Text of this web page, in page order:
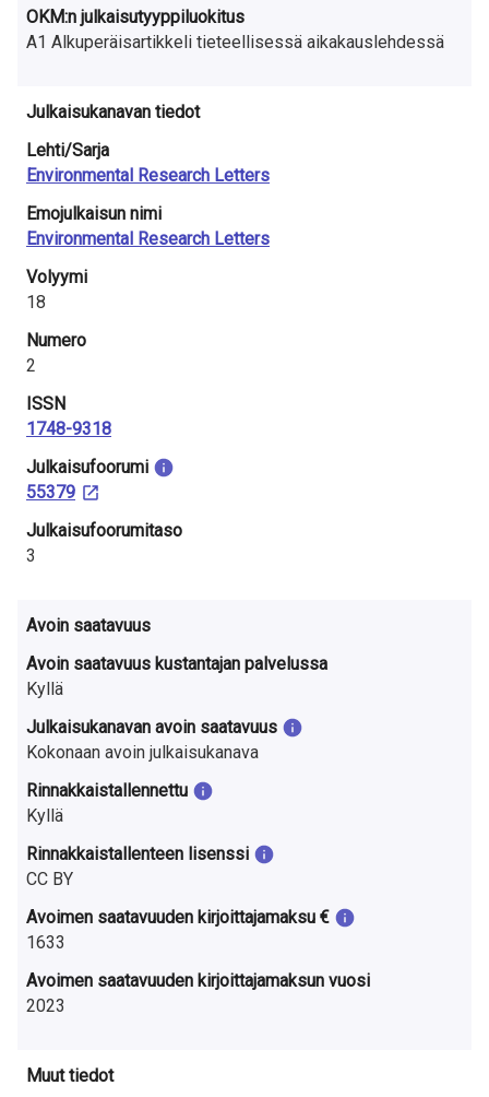
OKM:n julkaisutyyppiluokitus
A1 Alkuperäisartikkeli tieteellisessä aikakauslehdessä
Julkaisukanavan tiedot
Lehti/Sarja
Environmental Research Letters
Emojulkaisun nimi
Environmental Research Letters
Volyymi
18
Numero
2
ISSN
1748-9318
Julkaisu­foorumi
55379
Julkaisufoorumitaso
3
Avoin saatavuus
Avoin saatavuus kustantajan palvelussa
Kyllä
Julkaisukanavan avoin saatavuus
Kokonaan avoin julkaisukanava
Rinnakkaistallennettu
Kyllä
Rinnakkaistallenteen lisenssi
CC BY
Avoimen saatavuuden kirjoittajamaksu €
1633
Avoimen saatavuuden kirjoittajamaksun vuosi
2023
Muut tiedot